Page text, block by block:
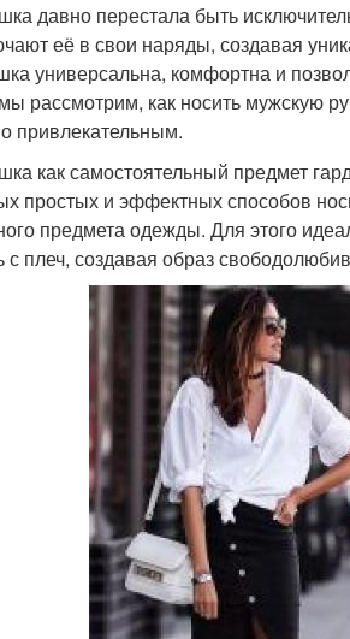
давно перестала быть
её в свои наряды, создавая
универсальна, комфортна и
рассмотрим, как носить мужскую
привлекательным.
как самостоятельный предмет
простых и эффектных способов
предмета одежды. Для этого
с плеч, создавая образ